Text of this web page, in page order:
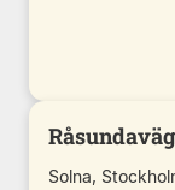
Solna,